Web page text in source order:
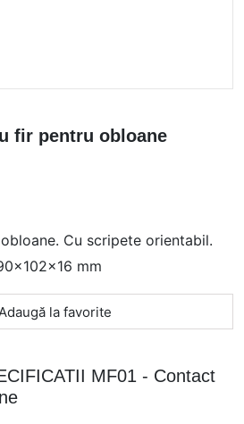
fir pentru obloane
Cu scripete orientabil.
mm
la favorite
MF01 - Contact